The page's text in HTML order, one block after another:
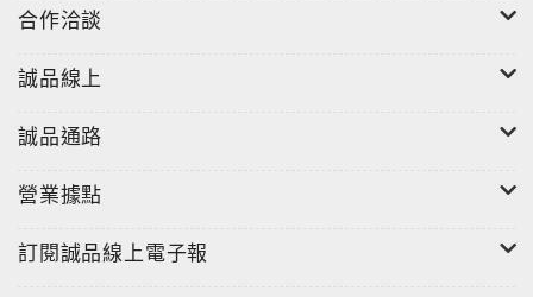
合作洽談
誠品線上
誠品通路
營業據點
訂閱誠品線上電子報